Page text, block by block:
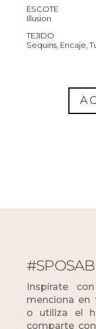
ESCOTE
Illusion
TEJIDO
Sequins, Encaje,
Inspírate
menciona
o utiliza el
comparte